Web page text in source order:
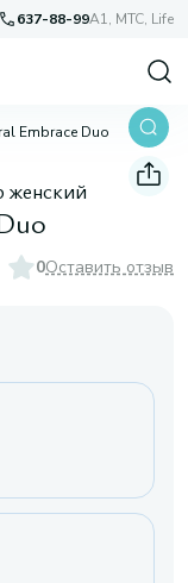
637-88-99A1, МТС, Life
Embrace Duo
0Оставить отзыв